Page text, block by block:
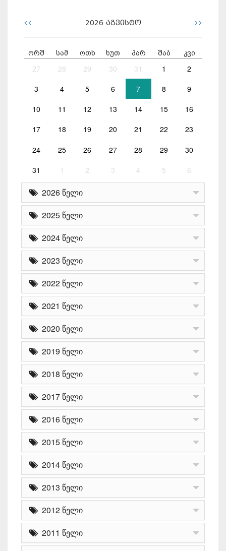
<< 2026 აგვისტო >>
ორშ სამ ოთხ ხუთ პარ შაბ კვი
27 28 29 30 31 1 2
3 4 5 6 7 8 9
10 11 12 13 14 15 16
17 18 19 20 21 22 23
24 25 26 27 28 29 30
31 1 2 3 4 5 6
2026 წელი
2025 წელი
2024 წელი
2023 წელი
2022 წელი
2021 წელი
2020 წელი
2019 წელი
2018 წელი
2017 წელი
2016 წელი
2015 წელი
2014 წელი
2013 წელი
2012 წელი
2011 წელი